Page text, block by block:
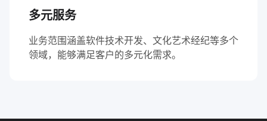
多元服务
业务范围涵盖软件技术开发、文化艺术经纪等多个
领域，能够满足客户的多元化需求。